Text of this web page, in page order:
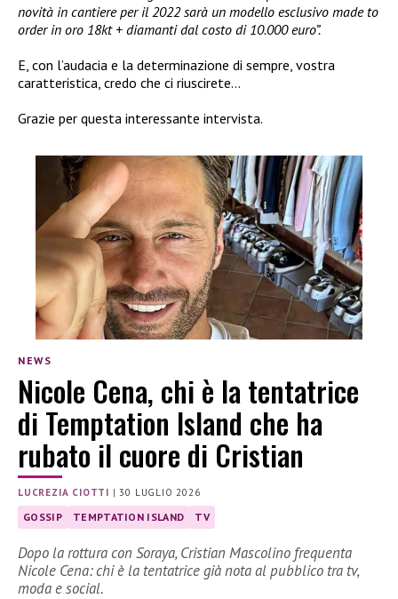
novità in cantiere per il 2022 sarà un modello esclusivo made to
order in oro 18kt + diamanti dal costo di 10.000 euro”.
E, con l’audacia e la determinazione di sempre, vostra
caratteristica, credo che ci riuscirete…
Grazie per questa interessante intervista.
NEWS
Nicole Cena, chi è la tentatrice
di Temptation Island che ha
rubato il cuore di Cristian
LUCREZIA CIOTTI |30 LUGLIO 2026
GOSSIP TEMPTATION ISLAND TV
Dopo la rottura con Soraya, Cristian Mascolino frequenta
Nicole Cena: chi è la tentatrice già nota al pubblico tra tv,
moda e social.